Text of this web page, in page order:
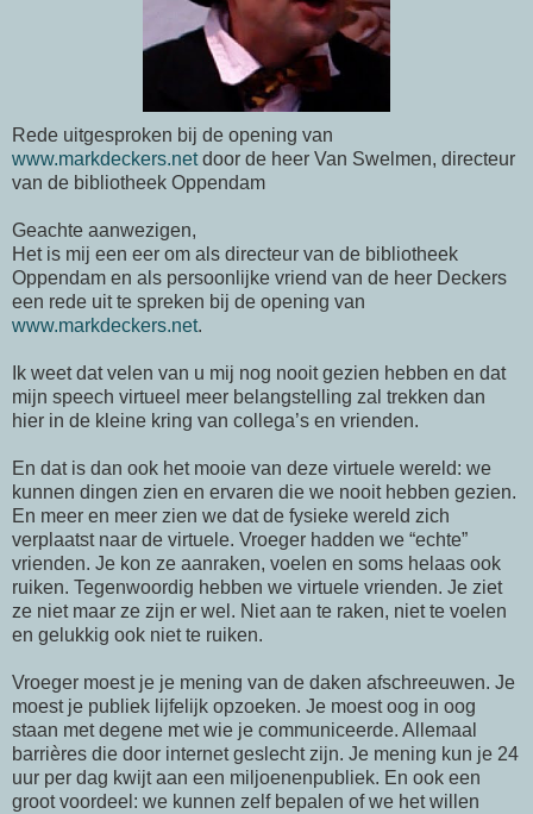
Rede uitgesproken bij de opening van
www.markdeckers.netdoor de heer Van Swelmen, directeur
van de bibliotheek Oppendam
Geachte aanwezigen,
Het is mij een eer om als directeur van de bibliotheek
Oppendam en als persoonlijke vriend van de heer Deckers
een rede uit te spreken bij de opening van
www.markdeckers.net.
Ik weet dat velen van u mij nog nooit gezien hebben en dat
mijn speech virtueel meer belangstelling zal trekken dan
hier in de kleine kring van collega’s en vrienden.
En dat is dan ook het mooie van deze virtuele wereld: we
kunnen dingen zien en ervaren die we nooit hebben gezien.
En meer en meer zien we dat de fysieke wereld zich
verplaatst naar de virtuele. Vroeger hadden we “echte”
vrienden. Je kon ze aanraken, voelen en soms helaas ook
ruiken. Tegenwoordig hebben we virtuele vrienden. Je ziet
ze niet maar ze zijn er wel. Niet aan te raken, niet te voelen
en gelukkig ook niet te ruiken.
Vroeger moest je je mening van de daken afschreeuwen. Je
moest je publiek lijfelijk opzoeken. Je moest oog in oog
staan met degene met wie je communiceerde. Allemaal
barrières die door internetgeslecht zijn. Je mening kun je 24
uur per dag kwijt aan een miljoenenpubliek. En ook een
groot voordeel: we kunnen zelf bepalen of we het willen